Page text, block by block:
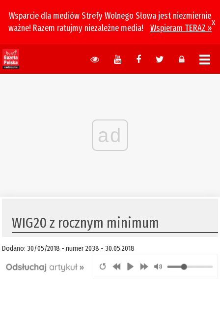
Wsparcie dla mediów Strefy Wolnego Słowa jest niezmiernie
ważne! Razem ratujmy niezależne media!
Wspieram TERAZ »
x
ad
WIG20 z rocznym minimum
Dodano: 30/05/2018 - numer 2038 - 30.05.2018